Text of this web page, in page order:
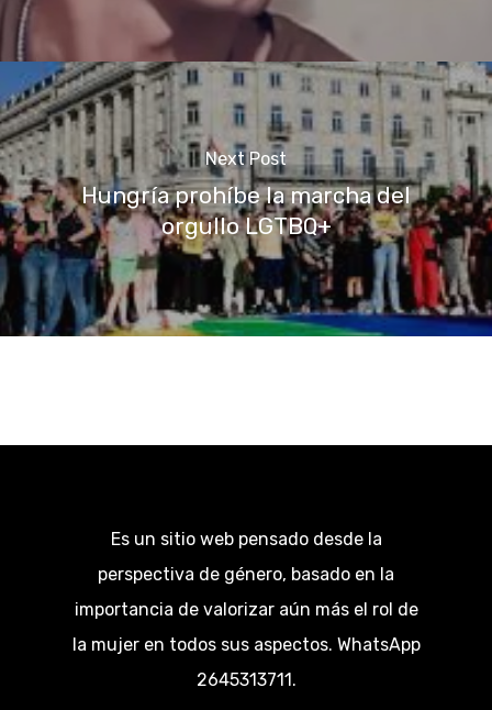
Next Post
Hungría prohíbe la marcha del
orgullo LGTBQ+
Es un sitio web pensado desde la
perspectiva de género, basado en la
importancia de valorizar aún más el rol de
la mujer en todos sus aspectos. WhatsApp
2645313711.